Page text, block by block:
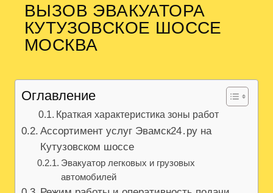
ВЫЗОВ ЭВАКУАТОРА
КУТУЗОВСКОЕ ШОССЕ
МОСКВА
Оглавление
Краткая характеристика зоны работ
Ассортимент услуг Эвамск24․ру на
Кутузовском шоссе
Эвакуатор легковых и грузовых
автомобилей